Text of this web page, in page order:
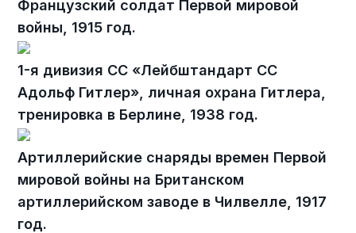
Французский солдат Первой мировой
войны, 1915 год.
1-я дивизия СС «Лейбштандарт СС
Адольф Гитлер», личная охрана Гитлера,
тренировка в Берлине, 1938 год.
Артиллерийские снаряды времен Первой
мировой войны на Британском
артиллерийском заводе в Чилвелле, 1917
год.